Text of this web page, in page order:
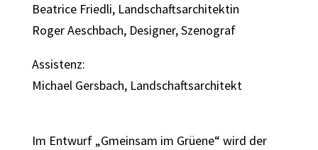
Beatrice Friedli, Landschaftsarchitektin
Roger Aeschbach, Designer, Szenograf
Assistenz:
Michael Gersbach, Landschaftsarchitekt
Im Entwurf „Gmeinsam im Grüene“ wird der